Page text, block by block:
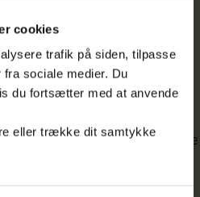
cookies
trafik på siden, tilpasse
sociale medier. Du
du fortsætter med at anvende
eller trække dit samtykke
desuden en afgørende faktor i
lærermangel er stadig en
I dag mangler der 2,7
først den rigtige vej, når der
verdens børn. En god uddannelse